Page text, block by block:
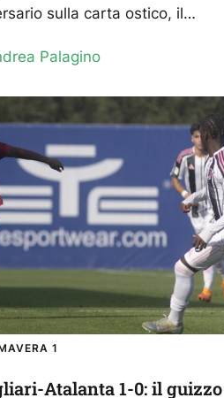
sulla carta ostico, il
Palagino
1
Atalanta 1-0: il guizzo